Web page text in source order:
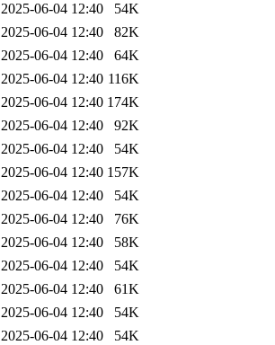
2025-06-04 12:40
54K
2025-06-04 12:40
82K
2025-06-04 12:40
64K
2025-06-04 12:40 116K
2025-06-04 12:40 174K
2025-06-04 12:40
92K
2025-06-04 12:40
54K
2025-06-04 12:40 157K
2025-06-04 12:40
54K
2025-06-04 12:40
76K
2025-06-04 12:40
58K
2025-06-04 12:40
54K
2025-06-04 12:40
61K
2025-06-04 12:40
54K
2025-06-04 12:40
54K